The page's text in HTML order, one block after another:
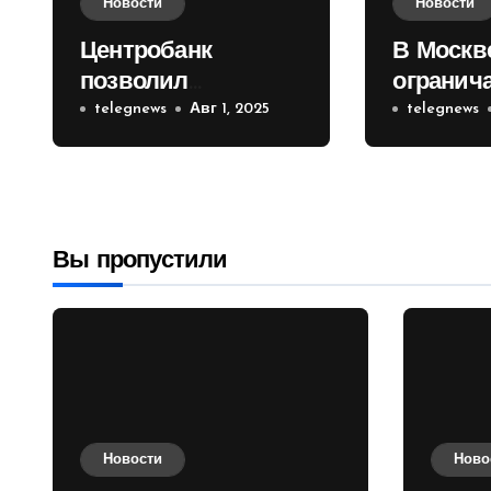
Новости
Центробанк
позволил
инвесторам из
враждебных
telegnews Авг 1, 2025
Новости
В
telegnews
Вы пропустили
Новости